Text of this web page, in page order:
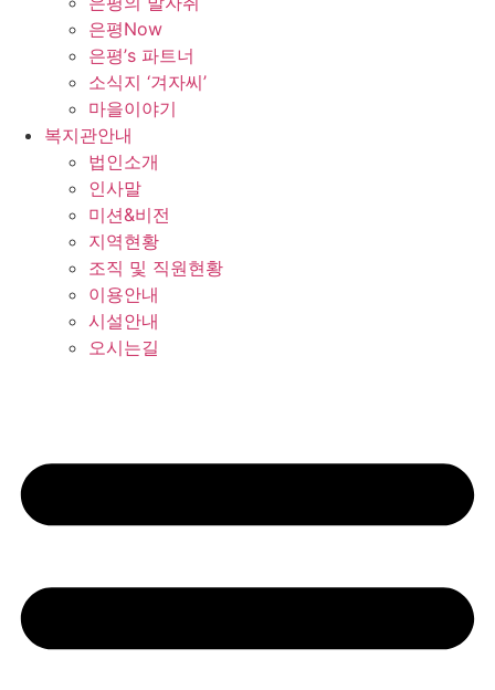
은평Now
은평’s 파트너
소식지 ‘겨자씨’
마을이야기
복지관안내
법인소개
인사말
미션&비전
지역현황
조직 및 직원현황
이용안내
시설안내
오시는길